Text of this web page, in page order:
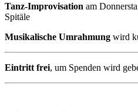
Tanz-Improvisation am
Spitäle
Musikalische Umrahmung wird
Eintritt frei, um Spenden wird